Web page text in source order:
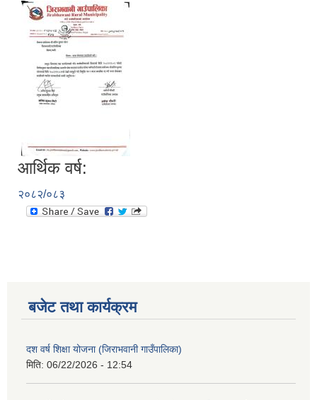
आर्थिक वर्ष:
२०८२/०८३
बजेट तथा कार्यक्रम
दश वर्ष शिक्षा योजना (जिराभवानी गाउँपालिका)
मिति: 06/22/2026 - 12:54